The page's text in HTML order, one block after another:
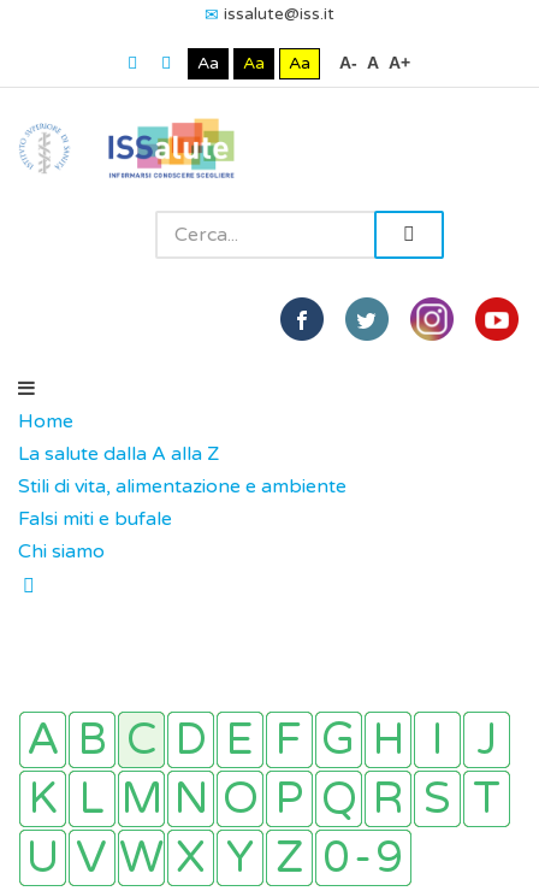
issalute@iss.it
Aa Aa Aa A- A A+
Home
La salute dalla A alla Z
Stili di vita, alimentazione e ambiente
Falsi miti e bufale
Chi siamo